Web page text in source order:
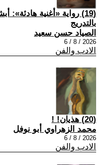
(19) رواية «أغنية هادئة»:
بالتدريج
الصياد حسن سعيد
2026 / 8 / 6
الادب والفن
(20) هذيان! !
محمد الزهراوي أبو نوفل
2026 / 8 / 6
الادب والفن